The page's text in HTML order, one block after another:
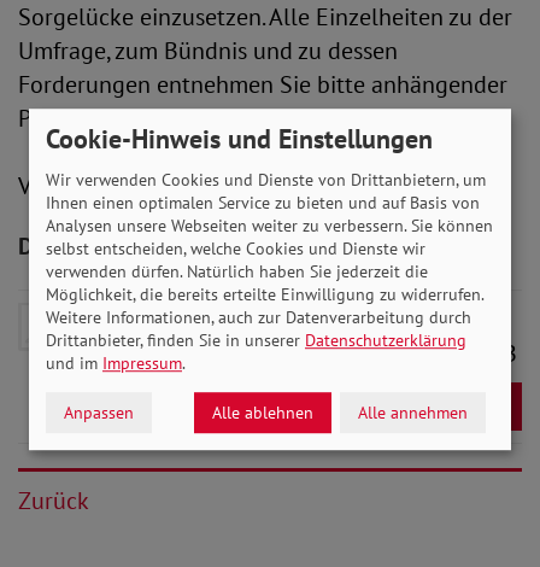
Sorgelücke einzusetzen. Alle Einzelheiten zu der
Umfrage, zum Bündnis und zu dessen
Forderungen entnehmen Sie bitte anhängender
Pressemitteilung.
V.i.S.d.P.: Peter-Michael Zernechel
Downloads zum Artikel
Pressemitteilung vom Bündnis
"Sorgearbeit fair verteilen"- 118 KB
Download
Zurück
Cookie-Hinweis und Einstellungen
Wir verwenden Cookies und Dienste von Drittanbietern, um
Ihnen einen optimalen Service zu bieten und auf Basis von
Analysen unsere Webseiten weiter zu verbessern. Sie können
selbst entscheiden, welche Cookies und Dienste wir
verwenden dürfen. Natürlich haben Sie jederzeit die
Möglichkeit, die bereits erteilte Einwilligung zu widerrufen.
Weitere Informationen, auch zur Datenverarbeitung durch
Drittanbieter, finden Sie in unserer Datenschutzerklärung
und im Impressum.
Anpassen Alle ablehnen Alle annehmen